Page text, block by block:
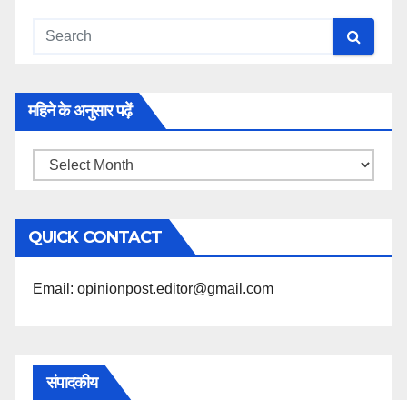
महिने के अनुसार पढ़ें
महिने
अनुसार
पढ़ें
QUICK CONTACT
Email: opinionpost.editor@gmail.com
संपादकीय